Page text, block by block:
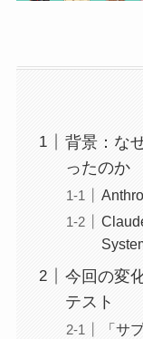
背景：な
ったのか
今回の変
テスト
「サ